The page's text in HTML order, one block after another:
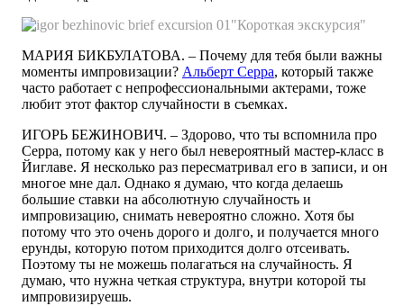
"Короткая экскурсия"
МАРИЯ БИКБУЛАТОВА. – Почему для тебя были важны
моменты импровизации? Альберт Серра, который также
часто работает с непрофессиональными актерами, тоже
любит этот фактор случайности в съемках.
ИГОРЬ БЕЖИНОВИЧ. – Здорово, что ты вспомнила про
Серра, потому как у него был невероятный мастер-класс в
Йиглаве. Я несколько раз пересматривал его в записи, и он
многое мне дал. Однако я думаю, что когда делаешь
большие ставки на абсолютную случайность и
импровизацию, снимать невероятно сложно. Хотя бы
потому что это очень дорого и долго, и получается много
ерунды, которую потом приходится долго отсеивать.
Поэтому ты не можешь полагаться на случайность. Я
думаю, что нужна четкая структура, внутри которой ты
импровизируешь.